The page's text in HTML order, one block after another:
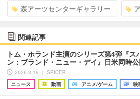
森アーツセンターギャラリー
関連記事
トム・ホランド主演のシリーズ第4弾『ス
ン：ブランド・ニュー・デイ』日米同時
2026.3.19 ｜ SPICER
ニュース
動画 アニメ/ゲーム 映